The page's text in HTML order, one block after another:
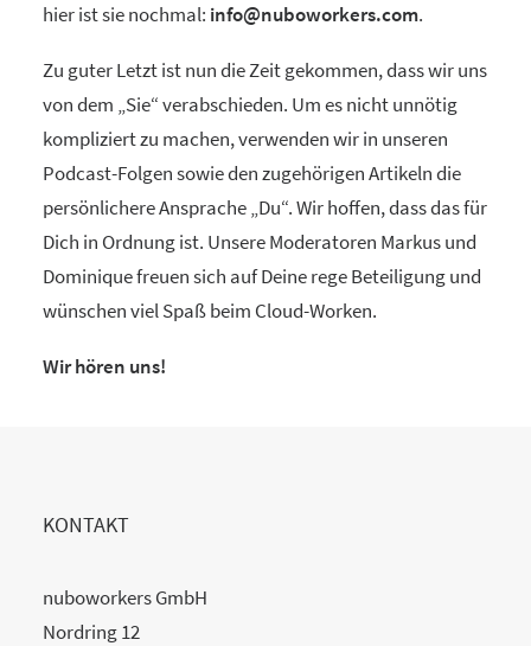
hier ist sie nochmal: info@nuboworkers.com.
Zu guter Letzt ist nun die Zeit gekommen, dass wir uns
von dem „Sie“ verabschieden. Um es nicht unnötig
kompliziert zu machen, verwenden wir in unseren
Podcast-Folgen sowie den zugehörigen Artikeln die
persönlichere Ansprache „Du“. Wir hoffen, dass das für
Dich in Ordnung ist. Unsere Moderatoren Markus und
Dominique freuen sich auf Deine rege Beteiligung und
wünschen viel Spaß beim Cloud-Worken.
Wir hören uns!
KONTAKT
nuboworkers GmbH
Nordring 12